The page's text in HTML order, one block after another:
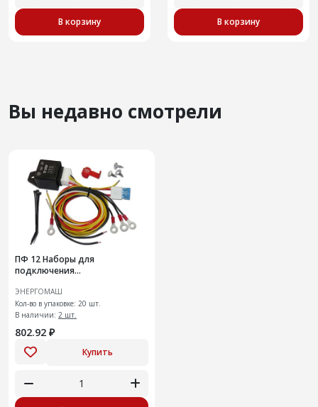
В корзину В корзину
Вы недавно смотрели
ПФ 12 Наборы для
подключения
ЭНЕРГОМАШ
Кол-во в упаковке: 20 шт.
В наличии: 2 шт.
802.92 ₽
Купить